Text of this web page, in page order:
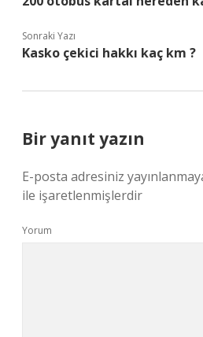
Sonraki Yazı
Kasko çekici hakkı kaç km ?
Bir yanıt yazın
E-posta adresiniz
ile işaretlenmişlerdir
Yorum